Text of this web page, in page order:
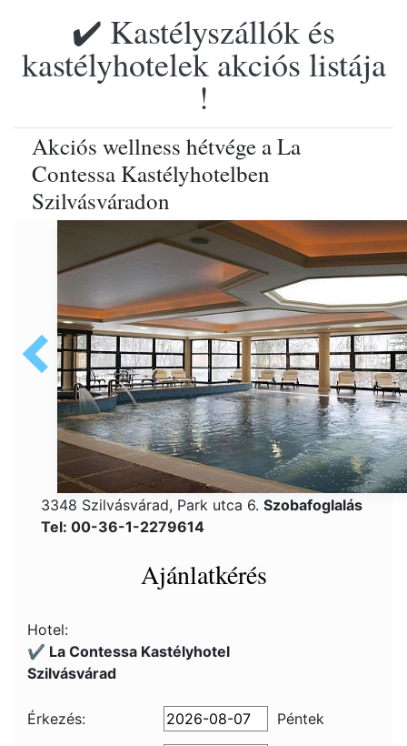
✔️ Kastélyszállók és
kastélyhotelek akciós listája
!
Akciós wellness hétvége a La
Contessa Kastélyhotelben
Szilvásváradon
3348 Szilvásvárad, Park utca 6. Szobafoglalás
Tel: 00-36-1-2279614
Ajánlatkérés
Hotel:
✔️ La Contessa Kastélyhotel
Szilvásvárad
Érkezés: Péntek